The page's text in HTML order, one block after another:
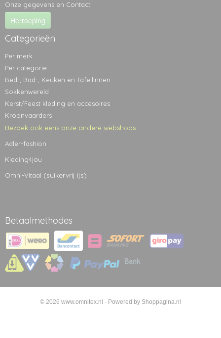
Onze gegevens en Contact
Herroeping
Categorieën
Per merk
Per categorie
Bed-, Bad-, Keuken en Tafellinnen
Sokkenwereld
Kerst/Feest kleding en accesoires
Kroonvaarders
Bezoek ook eens onze andere webshops:
Adler-fashion
Kleding4jou
Omni-Vitaal (suikervrij ijs)
Betaalmethodes
© 2026 www.omnitex.nl - Powered by Shoppagina.nl